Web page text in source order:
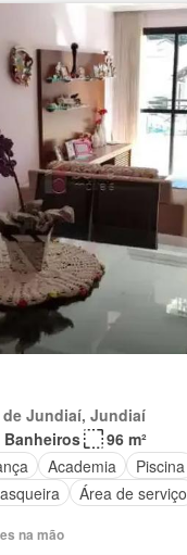
Jundiaí, Jundiaí
Banheiros
96 m²
Academia Piscina
Área de serviço
na mão